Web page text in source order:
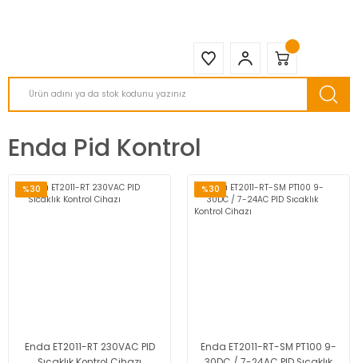
Enda Pid Kontrol
%30
Enda ET2011-RT 230VAC PID
%30
Enda ET2011-RT-SM PT100 9-